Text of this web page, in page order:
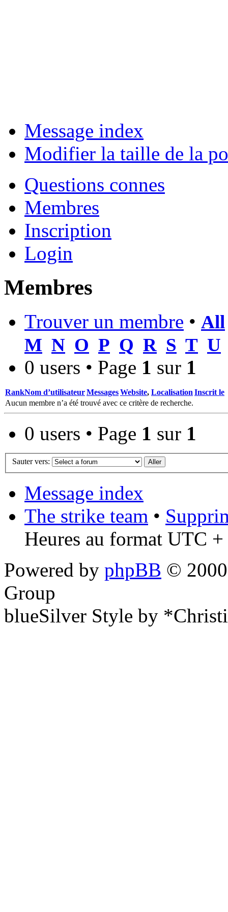
Message index
Modifier la taille de la
Questions connes
Membres
Inscription
Login
Membres
Trouver un membre • All
M N O P Q R S T U
0 users • Page 1 sur 1
RankNom d’utilisateurMessagesWebsite, Localisation Inscrit le
Aucun membre n’a été trouvé avec ce critère de recherche.
0 users • Page 1 sur 1
Sauter vers:
Message index
The strike team •
Heures au format UTC
Powered by phpBB ©
Group
blueSilver Style by